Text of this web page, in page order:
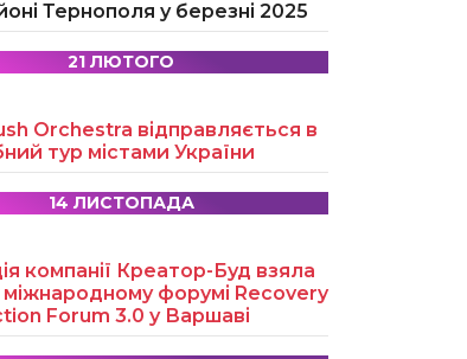
Тернополя у березні 2025
21 ЛЮТОГО
Orchestra відправляється в
тур містами України
14 ЛИСТОПАДА
компанії Креатор-Буд взяла
міжнародному форумі Recovery
Forum 3.0 у Варшаві